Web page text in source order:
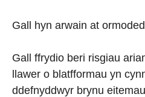
Gall hyn arwain at
Gall ffrydio beri risgiau
llawer o blatfformau yn
ddefnyddwyr brynu